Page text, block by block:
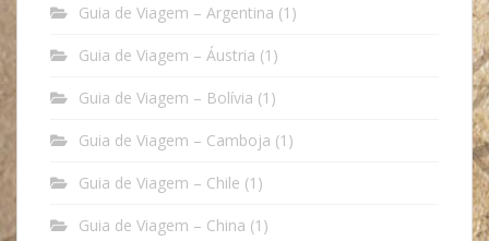
Guia de Viagem – Argentina (1)
Guia de Viagem – Áustria (1)
Guia de Viagem – Bolívia (1)
Guia de Viagem – Camboja (1)
Guia de Viagem – Chile (1)
Guia de Viagem – China (1)